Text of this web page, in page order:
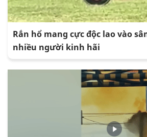
Rắn hổ mang cực độc lao vào
nhiều người kinh hãi